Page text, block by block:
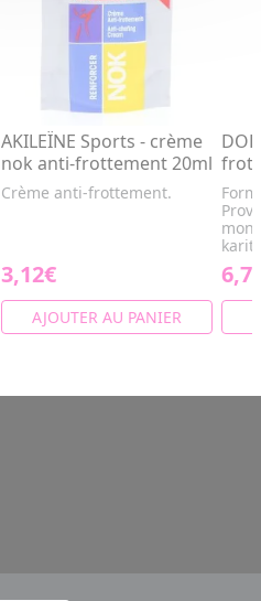
AKILEÏNE Sports - crème
nok anti-frottement 20ml
Crème anti-frottement.
3,12€
AJOUTER AU PANIER